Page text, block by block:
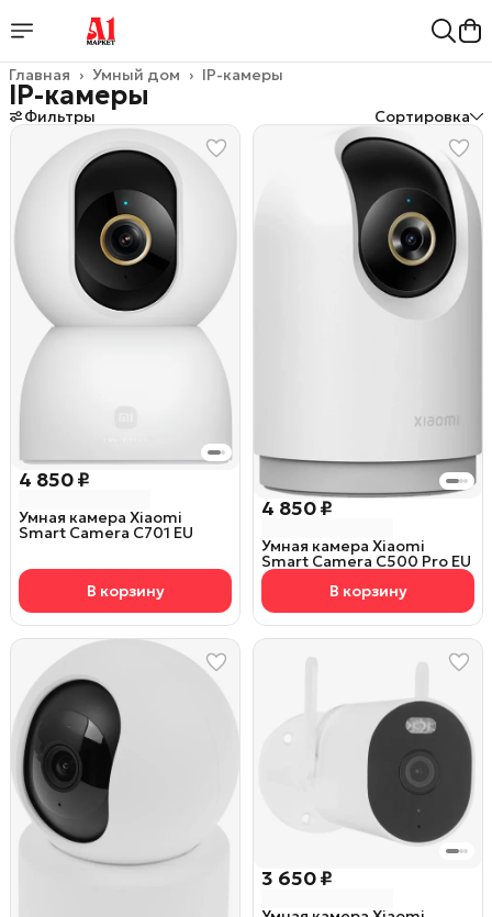
IP-камеры
Умный дом ›
Главная ›
IP-камеры
Фильтры Сортировка
4 850 ₽
Умная камера Xiaomi
Smart Camera C701 EU
В корзину
4 850 ₽
Умная камера Xiaomi
Smart Camera C500 Pro EU
В корзину
3 650 ₽